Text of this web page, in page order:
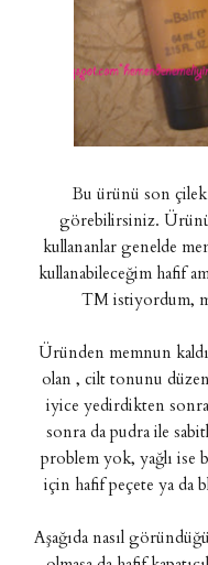
Bu ürünü son çilek
görebilirsiniz.
kullananlar genelde
kullanabileceğim hafif
TM istiyordum,
Üründen memnun
olan , cilt tonunu
iyice yedirdikten
sonra da pudra ile
problem yok, yağlı ise
için hafif peçete ya da
Aşağıda nasıl